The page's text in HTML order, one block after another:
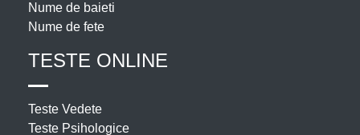
Nume de baieti
Nume de fete
TESTE ONLINE
Teste Vedete
Teste Psihologice